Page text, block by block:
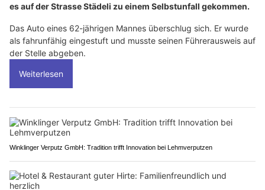
es auf der Strasse Städeli zu einem Selbstunfall gekommen.
Das Auto eines 62-jährigen Mannes überschlug sich. Er wurde
als fahrunfähig eingestuft und musste seinen Führerausweis auf
der Stelle abgeben.
Weiterlesen
Winklinger Verputz GmbH: Tradition trifft Innovation bei Lehmverputzen